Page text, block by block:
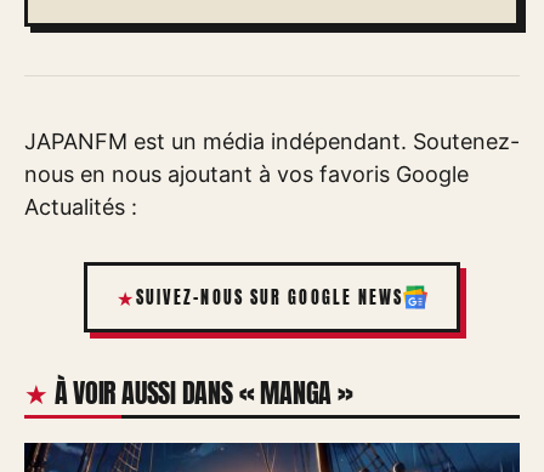
JAPANFM est un média indépendant. Soutenez-
nous en nous ajoutant à vos favoris Google
Actualités :
SUIVEZ-NOUS SUR GOOGLE NEWS
À VOIR AUSSI DANS « MANGA »